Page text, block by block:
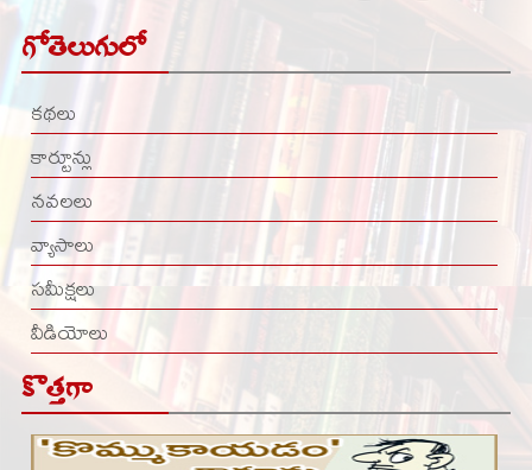
గోతెలుగులో
కథలు
కార్టూన్లు
నవలలు
వ్యాసాలు
సమీక్షలు
వీడియోలు
కొత్తగా